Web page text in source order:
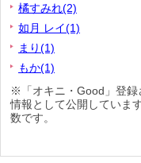
橘すみれ(2)
如月 レイ(1)
まり(1)
もか(1)
※「オキニ・Good」登録
情報として公開していま
数です。